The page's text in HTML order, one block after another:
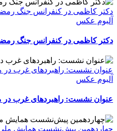
دکتر کاظمی در کنفرانس جنگ
آلبوم عکس
دکتر کاظمی در کنفرانس جنگ
عنوان نشست: راهبردهای غرب در
آلبوم عکس
عنوان نشست: راهبردهای غرب در
چهاردهمین پیش‌نشست همایش